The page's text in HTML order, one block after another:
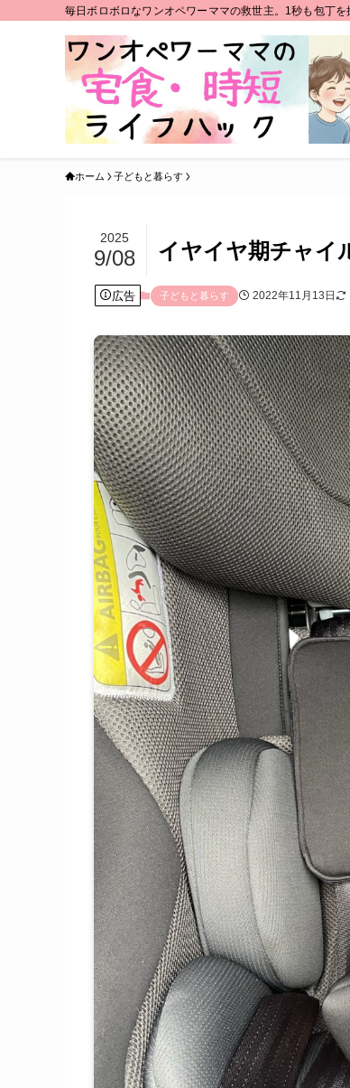
毎日ボロボロなワンオペワーママの救世主。1秒も包丁
ホーム 子どもと暮らす
イヤイヤ期チャイ
2025
9/08
広告 子どもと暮らす 2022年11月13日